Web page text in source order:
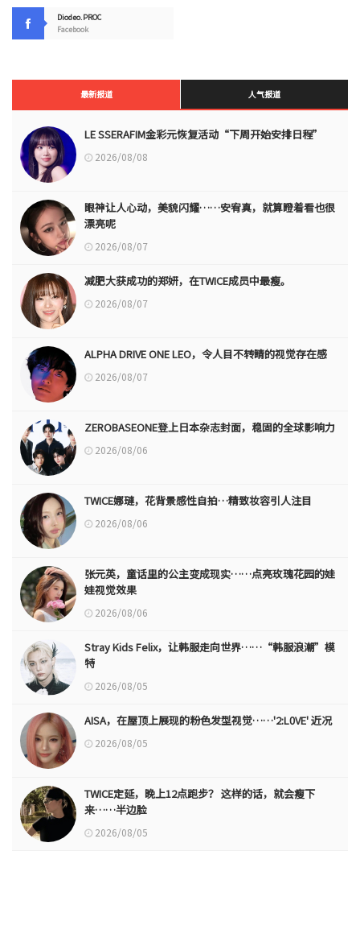
Diodeo.PROC
Facebook
最新报道 人气报道
LE SSERAFIM金彩元恢复活动“下周开始安排日程”
2026/08/08
眼神让人心动，美貌闪耀……安宥真，就算瞪着看也很
漂亮呢
2026/08/07
减肥大获成功的郑妍，在TWICE成员中最瘦。
2026/08/07
ALPHA DRIVE ONE LEO，令人目不转睛的视觉存在感
2026/08/07
ZEROBASEONE登上日本杂志封面，稳固的全球影响力
2026/08/06
TWICE娜璉，花背景感性自拍…精致妆容引人注目
2026/08/06
张元英，童话里的公主变成现实……点亮玫瑰花园的娃
娃视觉效果
2026/08/06
Stray Kids Felix，让韩服走向世界……“韩服浪潮”模
特
2026/08/05
AISA，在屋顶上展现的粉色发型视觉……'2:L0VE' 近况
2026/08/05
TWICE定延，晚上12点跑步？ 这样的话，就会瘦下
来……半边脸
2026/08/05